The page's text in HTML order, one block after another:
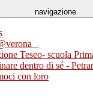
navigazione
Teseo- scuola
dentro di sé -
con loro